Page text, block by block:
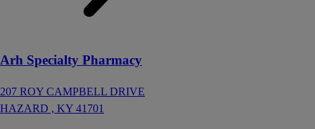
Arh Specialty Pharmacy
207 ROY CAMPBELL DRIVE
HAZARD , KY 41701